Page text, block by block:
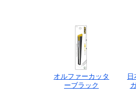
オルファーカッタ
ーブラック